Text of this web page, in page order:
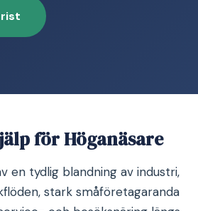
för Höganäsare
en tydlig blandning av industri,
stark småföretagaranda